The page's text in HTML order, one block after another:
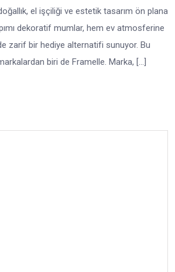
el işçiliği ve estetik tasarım ön plana
dekoratif mumlar, hem ev atmosferine
zarif bir hediye alternatifi sunuyor. Bu
biri de Framelle. Marka, […]